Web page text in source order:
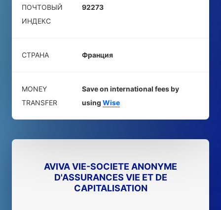
ПОЧТОВЫЙ
ИНДЕКС
92273
СТРАНА Франция
MONEY
TRANSFER
Save on international fees by
using Wise
AVIVA VIE-SOCIETE ANONYME
D'ASSURANCES VIE ET DE
CAPITALISATION